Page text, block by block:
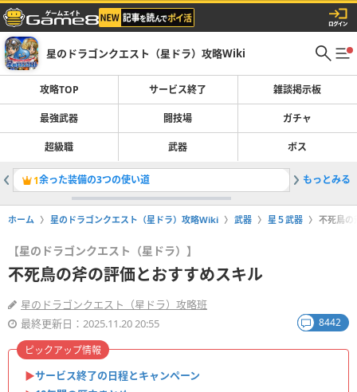
星のドラゴンクエスト（星ドラ）攻略Wiki
攻略TOP サービス終了 雑談掲示板
最強武器 闘技場 ガチャ
超級職 武器 ボス
1余った装備の3つの使い道 2獲得経
もっとみる
ホーム 星のドラゴンクエスト（星ドラ）攻略Wiki 武器 星５武器 不死鳥の
【星のドラゴンクエスト（星ドラ）】
不死鳥の斧の評価とおすすめスキル
星のドラゴンクエスト（星ドラ）攻略班
最終更新日：2025.11.20 20:55
8442
▶︎サービス終了の日程とキャンペーン
ピックアップ情報